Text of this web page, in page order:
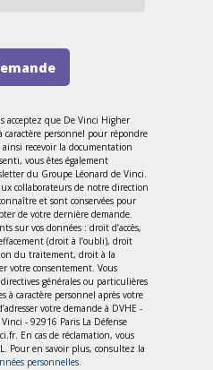
acceptez que De Vinci Higher
caractère personnel pour répondre
recevoir la documentation
vous êtes également
du Groupe Léonard de Vinci.
collaborateurs de notre direction
et sont conservées pour
de votre dernière demande.
sur vos données : droit d’accès,
(droit à l’oubli), droit
du traitement, droit à la
votre consentement. Vous
générales ou particulières
à caractère personnel après votre
votre demande à DVHE -
- 92916 Paris La Défense
En cas de réclamation, vous
Pour en savoir plus, consultez la
personnelles.